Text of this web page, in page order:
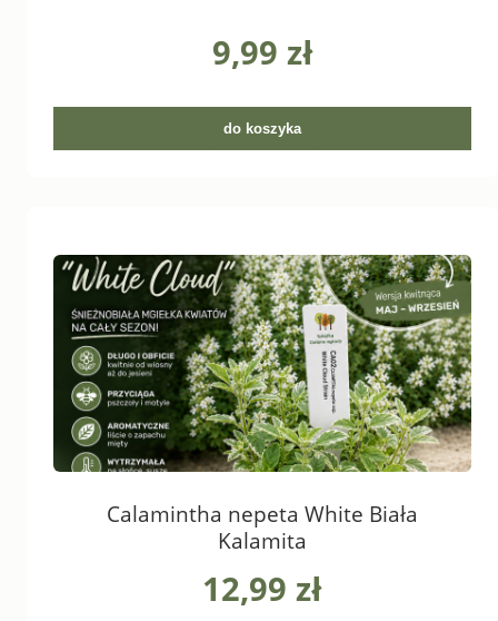
9,99 zł
do koszyka
Calamintha nepeta White Biała
Kalamita
12,99 zł